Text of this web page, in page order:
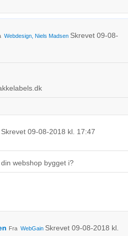
Webdesign, Niels Madsen Skrevet 09-08-
Skrevet 09-08-2018 kl. 17:47
webshop bygget i?
Fra WebGain Skrevet 09-08-2018 kl.